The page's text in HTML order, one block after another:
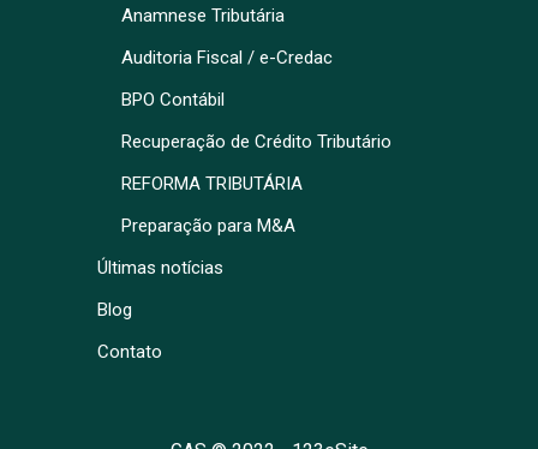
Anamnese Tributária
Auditoria Fiscal / e-Credac
BPO Contábil
Recuperação de Crédito Tributário
REFORMA TRIBUTÁRIA
Preparação para M&A
Últimas notícias
Blog
Contato